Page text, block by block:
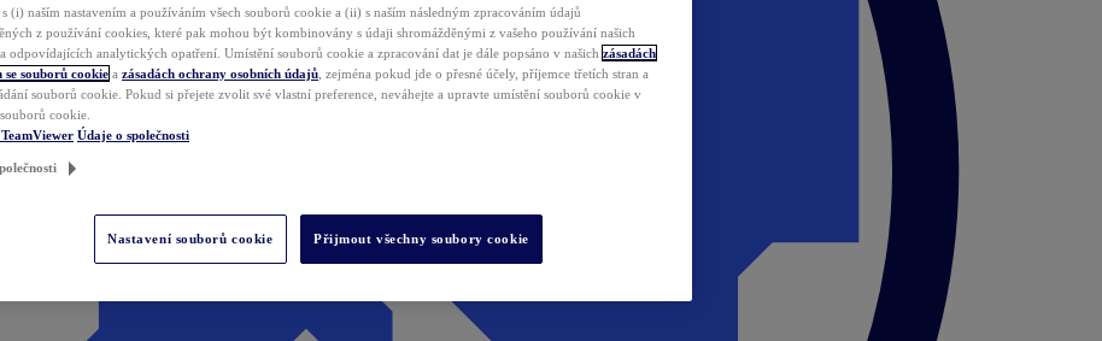
s (i) naším nastavením a používáním všech souborů cookie a (ii) s naším následným zpracováním údajů
z používání cookies, které pak mohou být kombinovány s údaji shromážděnými z vašeho používání našich
odpovídajících analytických opatření. Umístění souborů cookie a zpracování dat je dále popsáno v našich zásadách
souborů cookie a zásadách ochrany osobních údajů , zejména pokud jde o přesné účely, příjemce třetích stran a
souborů cookie. Pokud si přejete zvolit své vlastní preference, neváhejte a upravte umístění souborů cookie v
cookie.
Údaje o společnosti
Nastavení souborů cookie Přijmout všechny soubory cookie